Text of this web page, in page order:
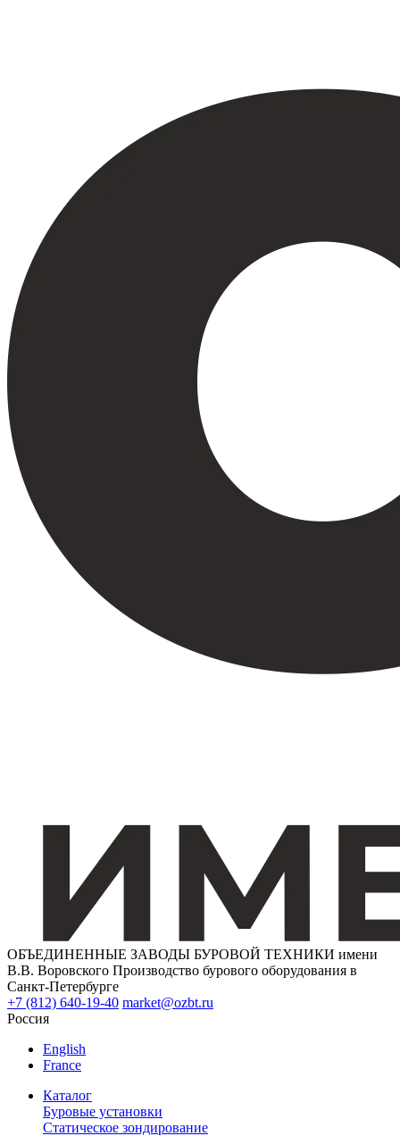
ОБЪЕДИНЕННЫЕ ЗАВОДЫ БУРОВОЙ ТЕХНИКИ имени
В.В. Воровского Производство бурового оборудования в
Санкт-Петербурге
+7 (812) 640-19-40 market@ozbt.ru
Россия
English
France
Каталог
Буровые установки
Статическое зондирование